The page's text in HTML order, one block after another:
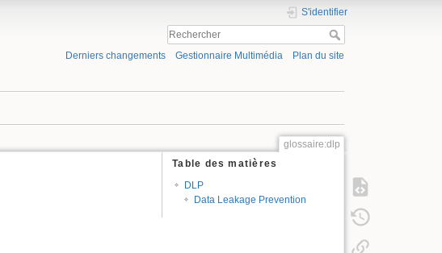
S'identifier
Derniers changements Gestionnaire Multimédia Plan du site
glossaire:dlp
Table des matières
DLP
Data Leakage Prevention